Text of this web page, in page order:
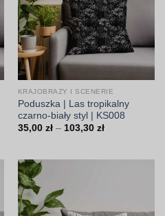
KRAJOBRAZY I SCENERIE
Poduszka | Las tropikalny
czarno-biały styl | KS008
35,00 zł – 103,30 złZakres